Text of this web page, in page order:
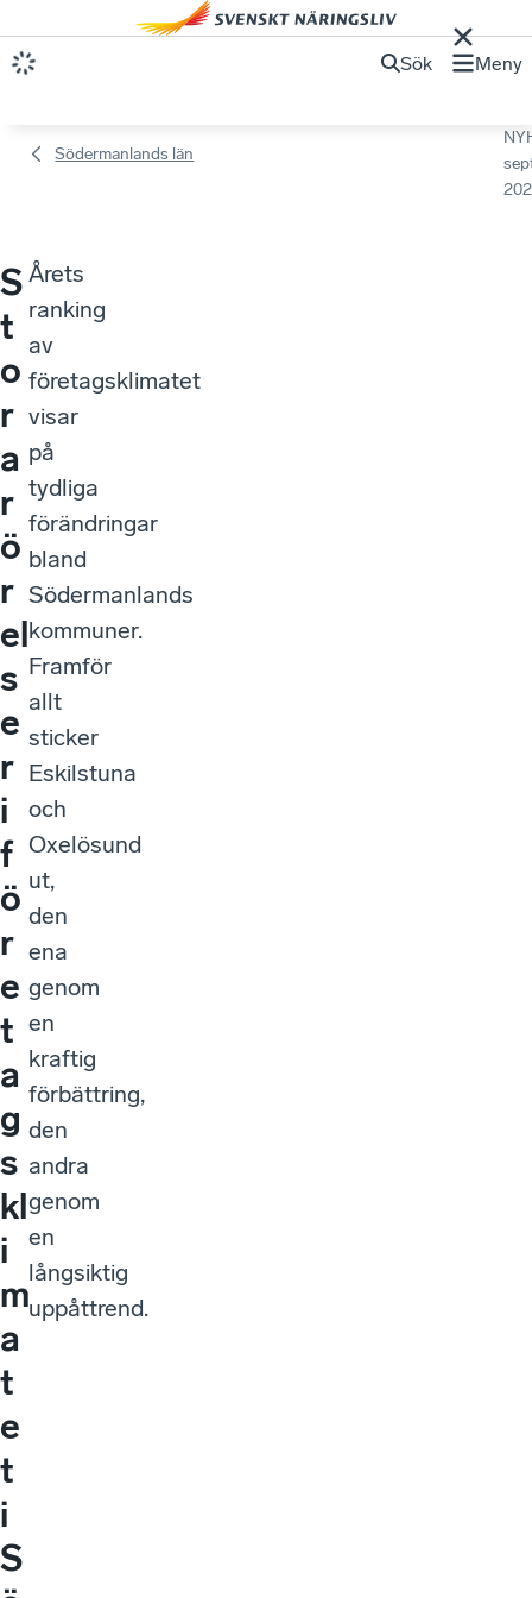
Sök Meny
Södermanlands län
S
t
o
r
a
r
ö
r
el
s
e
r
i
f
ö
r
e
t
a
g
s
kl
i
m
a
t
e
t
i
S
Årets
ranking
av
företagsklimatet
visar
på
tydliga
förändringar
bland
Södermanlands
kommuner.
Framför
allt
sticker
Eskilstuna
och
Oxelösund
ut,
den
ena
genom
en
kraftig
förbättring,
den
andra
genom
en
långsiktig
uppåttrend.